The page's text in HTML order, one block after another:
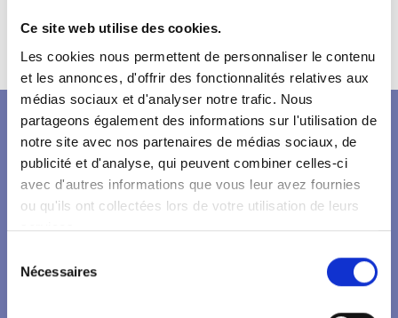
Ce site web utilise des cookies.
Les cookies nous permettent de personnaliser le contenu
et les annonces, d'offrir des fonctionnalités relatives aux
médias sociaux et d'analyser notre trafic. Nous
partageons également des informations sur l'utilisation de
notre site avec nos partenaires de médias sociaux, de
publicité et d'analyse, qui peuvent combiner celles-ci
avec d'autres informations que vous leur avez fournies
ou qu'ils ont collectées lors de votre utilisation de leurs
services.
Nécessaires
Réouverture prévue de l’hôpital de jour en